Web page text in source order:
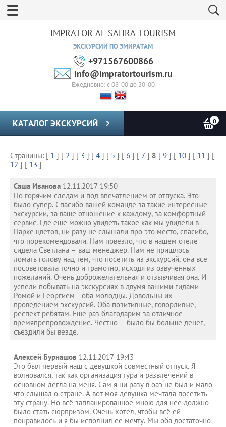
IMPRATOR AL SAHRA TOURISM
ЭКСКУРСИИ ПО ЭМИРАТАМ
+971567600866
info@impratortourism.ru
Ежедневно: с 08-00 до 20-00
КАТАЛОГ ЭКСКУРСИЙ 0
Страницы: [ 1 ] [ 2 ] [ 3 ] [ 4 ] [ 5 ] [ 6 ] [ 7 ] 8 [ 9 ] [ 10 ] [ 11 ] [
12 ] [ 13 ]
Саша Иванова 12.11.2017 19:50
По горячим следам и под впечатлением от отпуска. Это
было супер. Спасибо вашей команде за такие интересные
экскурсии, за ваше отношение к каждому, за комфортный
сервис. Где еще можно увидеть такое как мы увидели в
Парке цветов, ни разу не слышали про это место, спасибо,
что порекомендовали. Нам повезло, что в нашем отеле
сидела Светлана – ваш менеджер. Нам не пришлось
ломать голову над тем, что посетить из экскурсий, она всё
посоветовала точно и грамотно, исходя из озвученных
пожеланий. Очень доброжелательная и отзывчивая она. И
успели побывать на экскурсиях в двумя вашими гидами -
Ромой и Георгием –оба молодцы. Довольны их
проведением экскурсий. Оба позитивные, говорливые,
респект ребятам. Еще раз благодарим за отличное
времяпрепровождение. Честно – было бы больше денег,
съездили бы везде.
Алексей Бурнашов 12.11.2017 19:43
Это был первый наш с девушкой совместный отпуск. Я
волновался, так как организация тура и развлечений в
основном легла на меня. Сам я ни разу в оаэ не был и мало
что слышал о стране. А вот моя девушка мечтала посетить
эту страну. Но всё запланированное мною для нее должно
было стать сюрпризом. Очень хотел, чтобы всё ей
понравилось и я бы исполнил ее мечту. Мы оба достаточно